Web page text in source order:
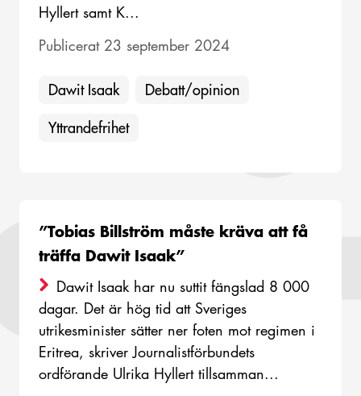
Hyllert samt K...
Publicerat 23 september 2024
Dawit Isaak Debatt/opinion
Yttrandefrihet
”Tobias Billström måste kräva att få
träffa Dawit Isaak”
Dawit Isaak har nu suttit fängslad 8 000
dagar. Det är hög tid att Sveriges
utrikesminister sätter ner foten mot regimen i
Eritrea, skriver Journalistförbundets
ordförande Ulrika Hyllert tillsamman...